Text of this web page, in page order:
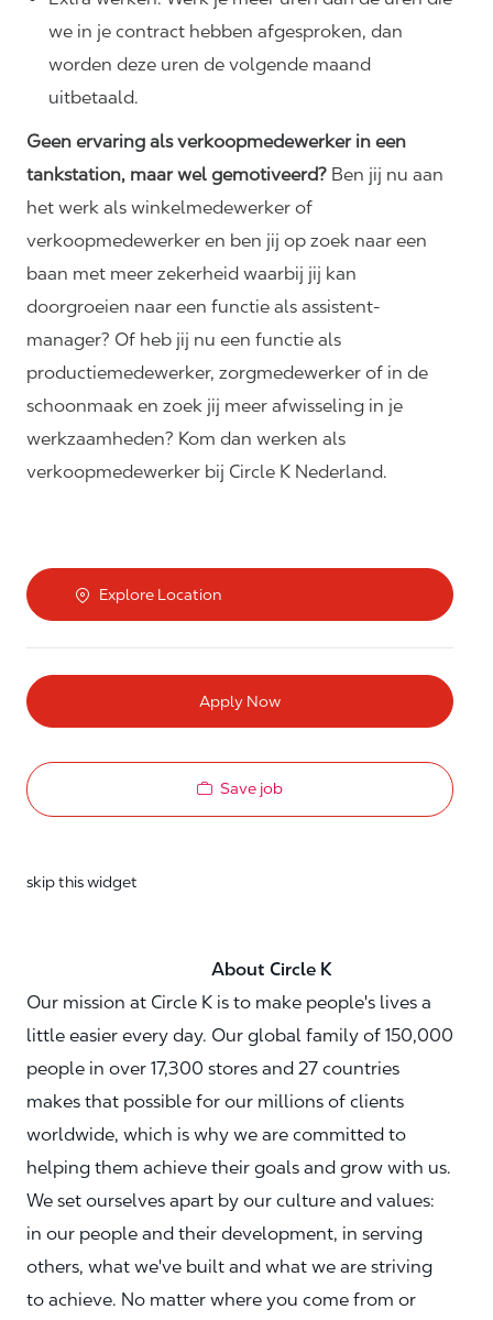
we in je contract hebben afgesproken, dan
worden deze uren de volgende maand
uitbetaald.
Geen ervaring als verkoopmedewerker in een
tankstation, maar wel gemotiveerd? Ben jij nu aan
het werk als winkelmedewerker of
verkoopmedewerker en ben jij op zoek naar een
baan met meer zekerheid waarbij jij kan
doorgroeien naar een functie als assistent-
manager? Of heb jij nu een functie als
productiemedewerker, zorgmedewerker of in de
schoonmaak en zoek jij meer afwisseling in je
werkzaamheden? Kom dan werken als
verkoopmedewerker bij Circle K Nederland.
Explore Location
Apply Now
Save job
skip this widget
About Circle K
Our mission at Circle K is to make people's lives a
little easier every day. Our global family of 150,000
people in over 17,300 stores and 27 countries
makes that possible for our millions of clients
worldwide, which is why we are committed to
helping them achieve their goals and grow with us.
We set ourselves apart by our culture and values:
in our people and their development, in serving
others, what we've built and what we are striving
to achieve. No matter where you come from or